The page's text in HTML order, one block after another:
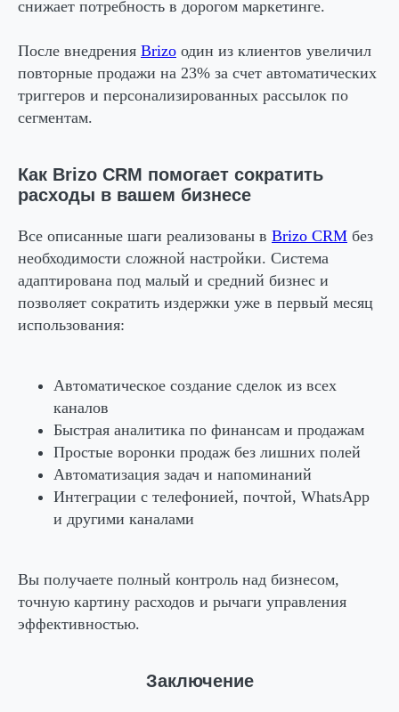
снижает потребность в дорогом маркетинге.
После внедрения Brizo один из клиентов увеличил
повторные продажи на 23% за счет автоматических
триггеров и персонализированных рассылок по
сегментам.
Как Brizo CRM помогает сократить
расходы в вашем бизнесе
Все описанные шаги реализованы в Brizo CRM без
необходимости сложной настройки. Система
адаптирована под малый и средний бизнес и
позволяет сократить издержки уже в первый месяц
использования:
Автоматическое создание сделок из всех
каналов
Быстрая аналитика по финансам и продажам
Простые воронки продаж без лишних полей
Автоматизация задач и напоминаний
Интеграции с телефонией, почтой, WhatsApp
и другими каналами
Вы получаете полный контроль над бизнесом,
точную картину расходов и рычаги управления
эффективностью.
Заключение